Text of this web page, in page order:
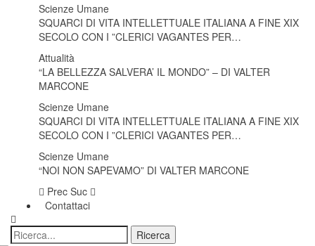
Scienze Umane
SQUARCI DI VITA INTELLETTUALE ITALIANA A FINE XIX
SECOLO CON I ”CLERICI VAGANTES PER…
Attualità
“LA BELLEZZA SALVERA’ IL MONDO” – DI VALTER
MARCONE
Scienze Umane
SQUARCI DI VITA INTELLETTUALE ITALIANA A FINE XIX
SECOLO CON I ”CLERICI VAGANTES PER…
Scienze Umane
“NOI NON SAPEVAMO” DI VALTER MARCONE
Prec Suc
Contattaci